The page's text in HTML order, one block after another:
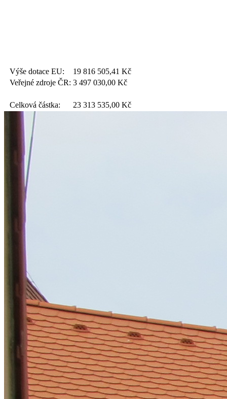
Výše dotace EU: 19 816 505,41 Kč
Veřejné zdroje ČR: 3 497 030,00 Kč
Celková částka: 23 313 535,00 Kč